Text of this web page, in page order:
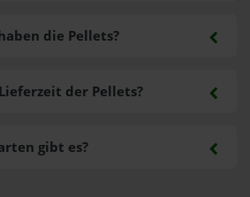
gibt es?
die Pellets?
der Pellets?